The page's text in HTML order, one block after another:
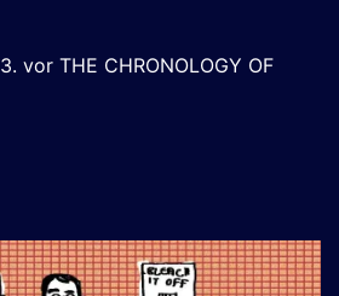
vor THE CHRONOLOGY OF